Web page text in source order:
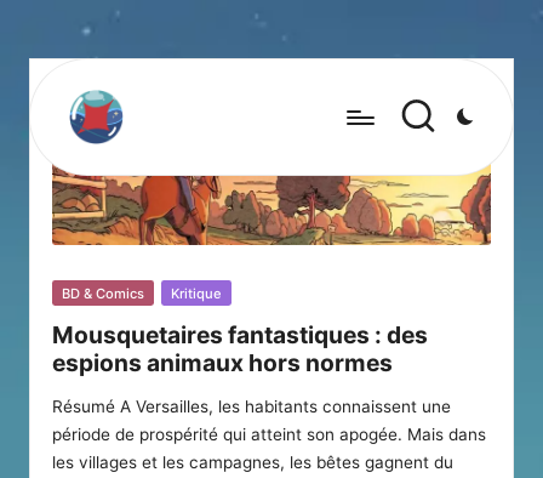
Posted
BD & Comics Kritique
Mousquetaires fantastiques : des
espions animaux hors normes
Résumé A Versailles, les habitants connaissent une
période de prospérité qui atteint son apogée. Mais dans
les villages et les campagnes, les bêtes gagnent du